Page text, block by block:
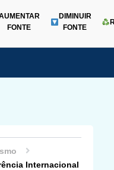
Menu
FONTE
DIMINUIR
FONTE
Internacional